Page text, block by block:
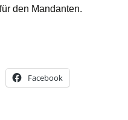
den Mandanten.
durch eigene
Facebook